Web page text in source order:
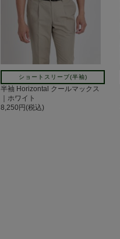
ショートスリーブ(半袖)
半袖 Horizontal クールマックス
｜ホワイト
8,250円(税込)